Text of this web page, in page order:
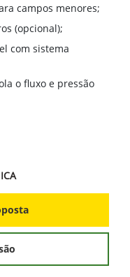
campos menores;
(opcional);
com sistema
o fluxo e pressão